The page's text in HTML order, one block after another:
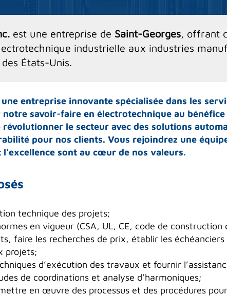
est une entreprise de Saint-Georges, offrant
industrielle aux industries
États-Unis.
une entreprise innovante spécialisée dans les
savoir-faire en électrotechnique au
révolutionner le secteur avec des solutions
pour nos clients. Vous rejoindrez une
sont au cœur de nos valeurs.
technique des projets;
en vigueur (CSA, UL, CE, code de
faire les recherches de prix, établir les
projets;
d’exécution des travaux et fournir
de coordinations et analyse d’harmoniques;
en œuvre des processus et des procédures